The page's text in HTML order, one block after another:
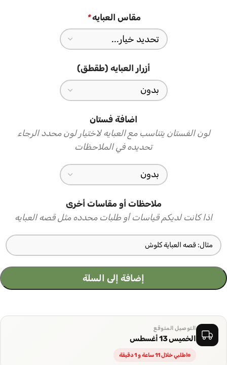
مقاس العبايه*
أزرار العبايه (طقطق)
اضافة فستان
لون الفستان يتناسب مع العبايه لاختيار لون محدد الرجاء
تحديده في الملاحظات
ملاحظات أو مقاسات أخرى
اذا كانت لديكم قياسات أو طلبات محدده مثل قصه العبايه
إضافة إلى السلة
التوصيل المتوقع
الخميس 13 أغسطس
اطلبي خلال 11 ساعة و 1 دقيقة